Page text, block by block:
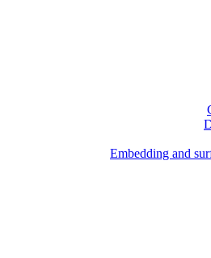
Embedding and